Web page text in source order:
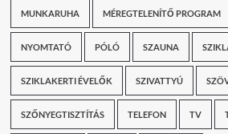
MUNKARUHA MÉREGTELENÍTŐ PROGRAM
NYOMTATÓ PÓLÓ SZAUNA
SZIKLAKERTI ÉVELŐK SZIVATTYÚ
SZŐNYEGTISZTÍTÁS TELEFON TV